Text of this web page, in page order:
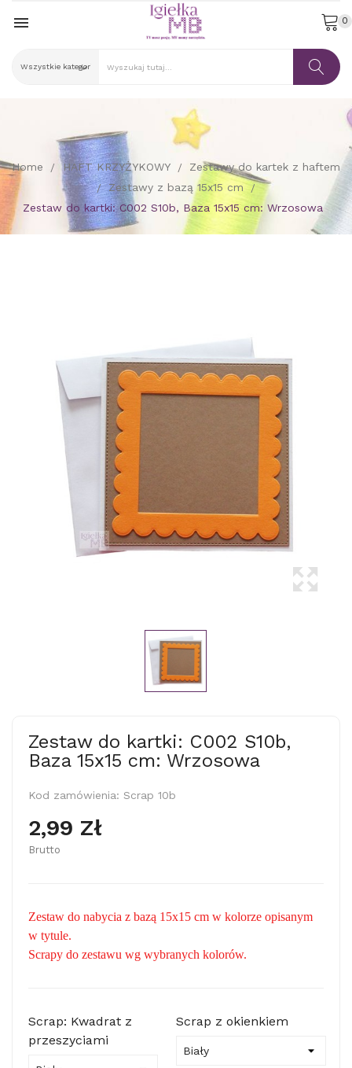
 0
Home HAFT KRZYŻYKOWY
Zestawy do kartek z haftem
Zestawy z bazą 15x15 cm
Zestaw do kartki: C002 S10b, Baza 15x15 cm: Wrzosowa
Zestaw do kartki: C002 S10b,
Baza 15x15 cm: Wrzosowa
Kod zamówienia: Scrap 10b
2,99 Zł
Brutto
Zestaw do nabycia z bazą 15x15 cm w kolorze opisanym
w tytule.
Scrapy do zestawu wg wybranych kolorów.
Scrap: Kwadrat z
przeszyciami
Scrap z okienkiem